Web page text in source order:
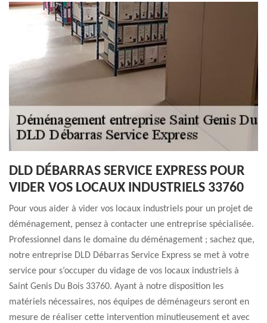
DLD DÉBARRAS SERVICE EXPRESS POUR
VIDER VOS LOCAUX INDUSTRIELS 33760
Pour vous aider à vider vos locaux industriels pour un projet de
déménagement, pensez à contacter une entreprise spécialisée.
Professionnel dans le domaine du déménagement ; sachez que,
notre entreprise DLD Débarras Service Express se met à votre
service pour s’occuper du vidage de vos locaux industriels à
Saint Genis Du Bois 33760. Ayant à notre disposition les
matériels nécessaires, nos équipes de déménageurs seront en
mesure de réaliser cette intervention minutieusement et avec